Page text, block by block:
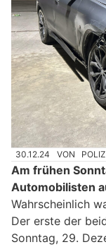
30.12.24 VON
Am frühen
Automobilisten
Wahrscheinlich
Der erste der
Sonntag, 29.